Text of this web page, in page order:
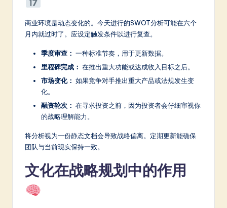
商业环境是动态变化的。今天进行的SWOT分析可能在六个
月内就过时了。应设定触发条件以进行复查。
季度审查： 一种标准节奏，用于更新数据。
里程碑完成： 在推出重大功能或达成收入目标之后。
市场变化： 如果竞争对手推出重大产品或法规发生变
化。
融资轮次： 在寻求投资之前，因为投资者会仔细审视你
的战略理解能力。
将分析视为一份静态文档会导致战略偏离。定期更新能确保
团队与当前现实保持一致。
文化在战略规划中的作用